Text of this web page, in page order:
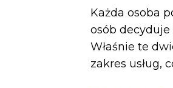
Każda osoba
osób
Właśnie te
zakres usług,